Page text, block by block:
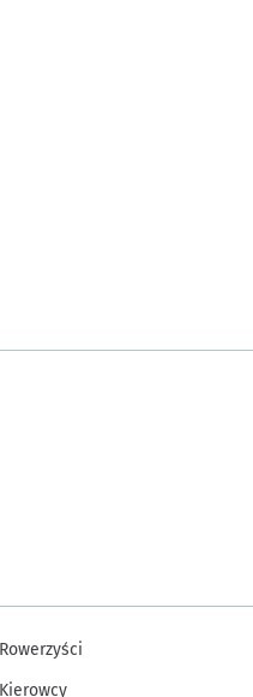
Rowerzyści
Kierowcy